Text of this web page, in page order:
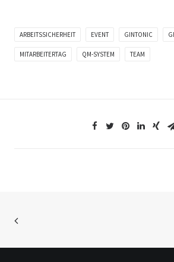
ARBEITSSICHERHEIT EVENT GINTONIC
MITARBEITERTAG QM-SYSTEM TEAM